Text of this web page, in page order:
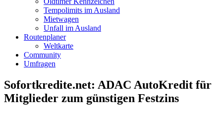
Tempolimits im Ausland
Mietwagen
Unfall im Ausland
Routenplaner
Weltkarte
Community
Umfragen
Sofortkredite.net: ADAC AutoKredit für
Mitglieder zum günstigen Festzins